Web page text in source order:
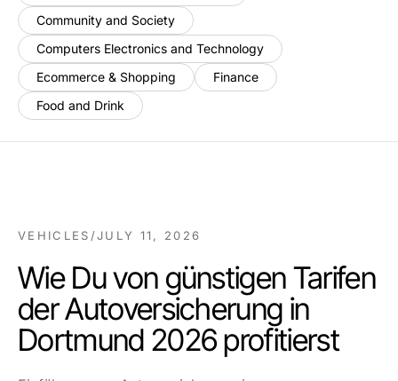
Community and Society
Computers Electronics and Technology
Ecommerce & Shopping
Finance
Food and Drink
VEHICLES /JULY 11, 2026
Wie Du von günstigen Tarifen
der Autoversicherung in
Dortmund 2026 profitierst